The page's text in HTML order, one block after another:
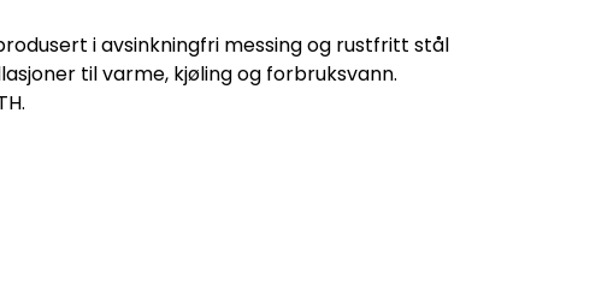
i avsinkningfri messing og rustfritt stål
til varme, kjøling og forbruksvann.